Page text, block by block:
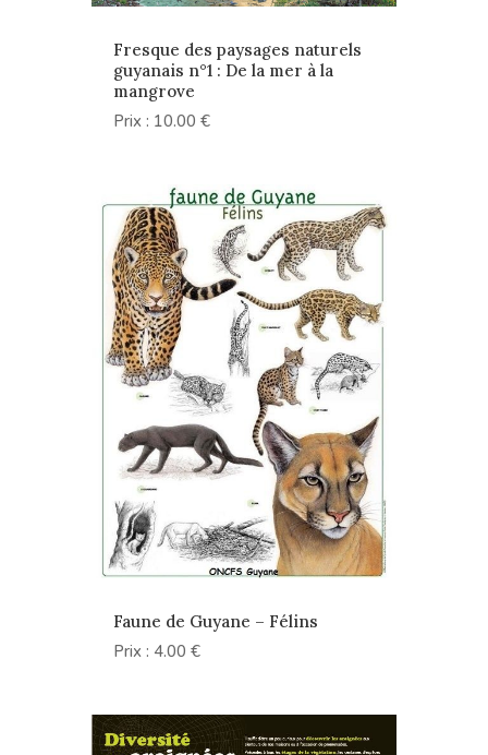
Fresque des paysages naturels
guyanais n°1 : De la mer à la
mangrove
Prix : 10.00 €
Faune de Guyane – Félins
Prix : 4.00 €